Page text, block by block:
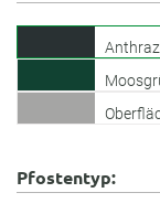
Pfostentyp: